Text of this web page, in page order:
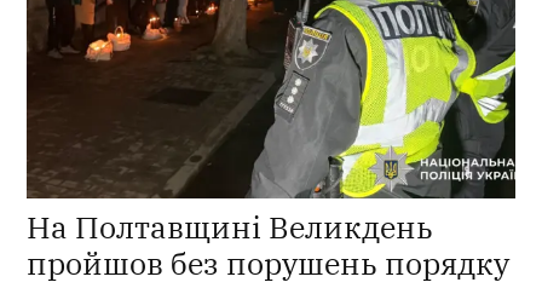
На Полтавщині Великдень
пройшов без порушень порядку